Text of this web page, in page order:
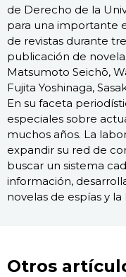
de Derecho de la
para una importante
de revistas durante
publicación de
Matsumoto Seichō,
Fujita Yoshinaga,
En su faceta
especiales sobre
muchos años. La
expandir su red de
buscar un sistema
información,
novelas de espías y
Otros